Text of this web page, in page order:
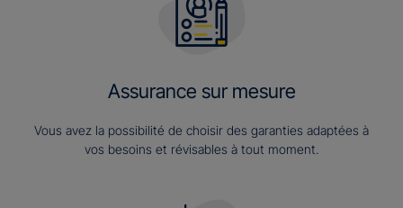
Assurance sur mesure
Vous avez la possibilité de choisir des garanties adaptées à
vos besoins et révisables à tout moment.